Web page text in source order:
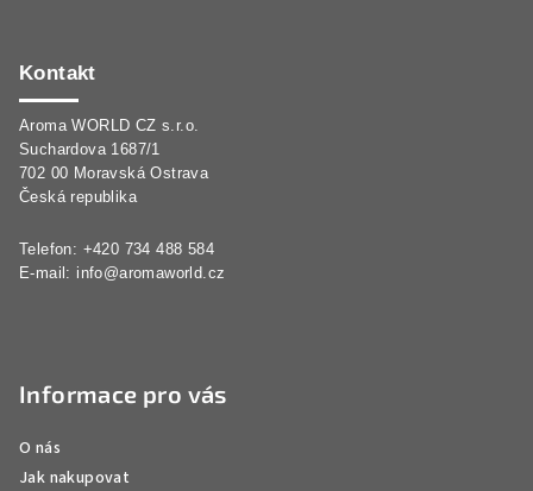
Kontakt
Aroma WORLD CZ s.r.o.
Suchardova 1687/1
702 00 Moravská Ostrava
Česká republika
Telefon: +420 734 488 584
E-mail: info@aromaworld.cz
Informace pro vás
O nás
Jak nakupovat